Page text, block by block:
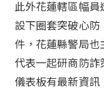
此外花蓮轄區幅
設下圈套突破心防
件，花蓮縣警局也
代表一起研商防詐
儀表板有最新資訊